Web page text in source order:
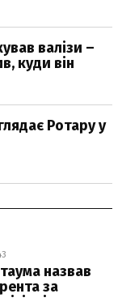
назвав
за